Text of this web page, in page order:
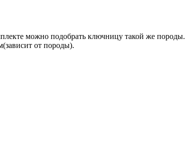
можно подобрать ключницу такой же породы.
от породы).